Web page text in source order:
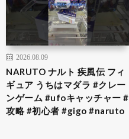
2026.08.09
NARUTO ナルト 疾風伝 フィ
ギュア うちはマダラ #クレー
ンゲーム #ufoキャッチャー #
攻略 #初心者 #gigo #naruto